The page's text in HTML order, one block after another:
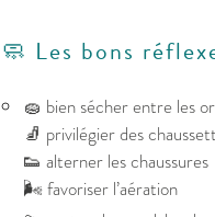
🧼 Les bons
🧽 bien sécher entre les
🧦 privilégier des
👟 alterner les chaussures
🌬️ favoriser l’aération